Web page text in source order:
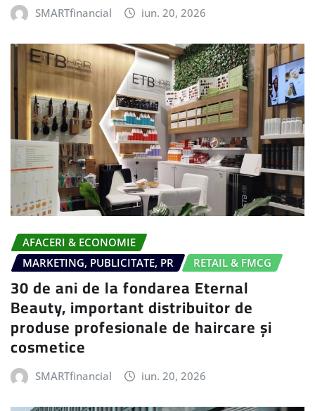
SMARTfinancial iun. 20, 2026
AFACERI & ECONOMIE
MARKETING, PUBLICITATE, PR
RETAIL & FMCG
30 de ani de la fondarea Eternal
Beauty, important distribuitor de
produse profesionale de haircare și
cosmetice
SMARTfinancial iun. 20, 2026